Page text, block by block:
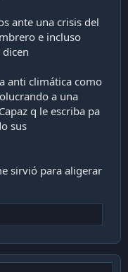
ante una crisis del
e incluso
anti climática como
a una
q le escriba pa
sus
sirvió para aligerar